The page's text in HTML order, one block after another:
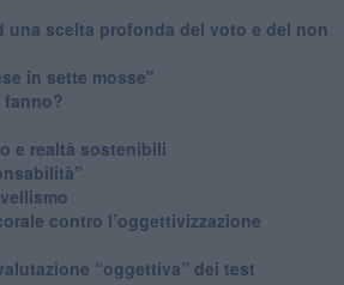
una scelta profonda del voto e del non
in sette mosse"
fanno?
e realtà sostenibili
contro l’oggettivizzazione
“oggettiva” dei test